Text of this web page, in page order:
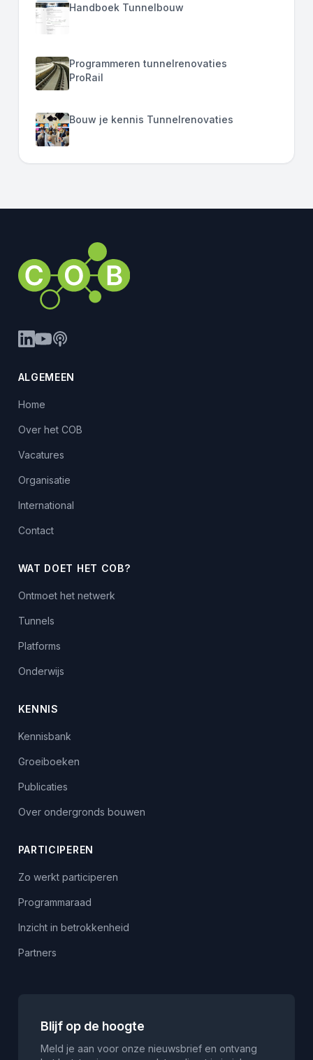
Handboek Tunnelbouw
Programmeren tunnelrenovaties
ProRail
Bouw je kennis Tunnelrenovaties
ALGEMEEN
Home
Over het COB
Vacatures
Organisatie
International
Contact
WAT DOET HET COB?
Ontmoet het netwerk
Tunnels
Platforms
Onderwijs
KENNIS
Kennisbank
Groeiboeken
Publicaties
Over ondergronds bouwen
PARTICIPEREN
Zo werkt participeren
Programmaraad
Inzicht in betrokkenheid
Partners
Blijf op de hoogte
Meld je aan voor onze nieuwsbrief en ontvang